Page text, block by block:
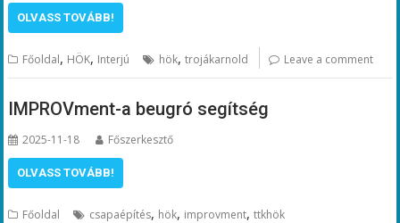
OLVASS TOVÁBB!
Főoldal, HÖK, Interjú hök,trojákarnold Leave a comment
IMPROVment-a beugró segítség
2025-11-18 Főszerkesztő
OLVASS TOVÁBB!
Főoldal csapaépítés, hök, improvment,ttkhök